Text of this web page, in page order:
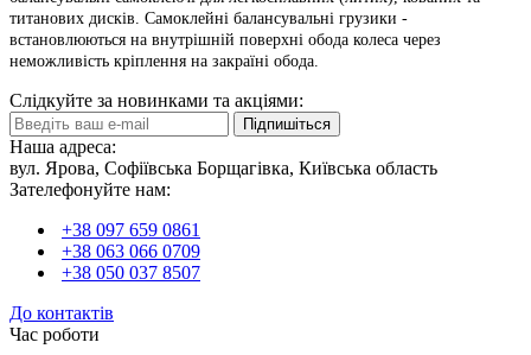
титанових дисків. Самоклейні балансувальні грузики -
встановлюються на внутрішній поверхні обода колеса через
неможливість кріплення на закраїні обода.
Слідкуйте за новинками та акціями:
Підпишіться
Наша адреса:
вул. Ярова, Софіївська Борщагівка, Київська область
Зателефонуйте нам:
+38 097 659 0861
+38 063 066 0709
+38 050 037 8507
До контактів
Час роботи